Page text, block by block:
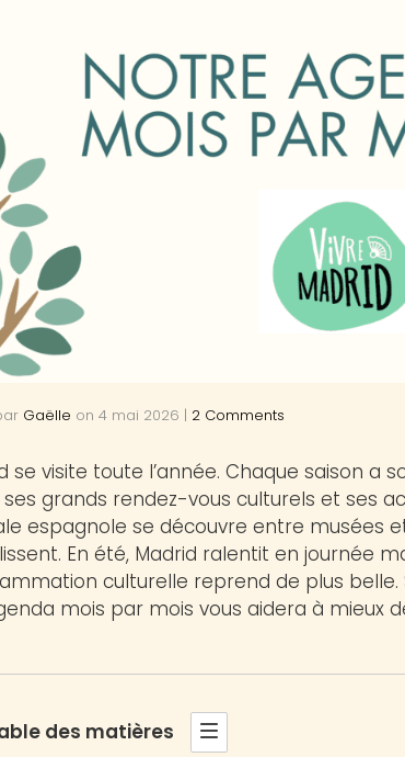
Gaëlle on 4 mai 2026 | 2 Comments
se visite toute l’année. Chaque saison a
grands rendez-vous culturels et ses
espagnole se découvre entre musées
En été, Madrid ralentit en journée
culturelle reprend de plus belle.
mois par mois vous aidera à mieux
des matières